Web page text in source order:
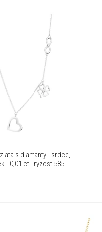
s diamanty - srdce,
- 0,01 ct - ryzost 585